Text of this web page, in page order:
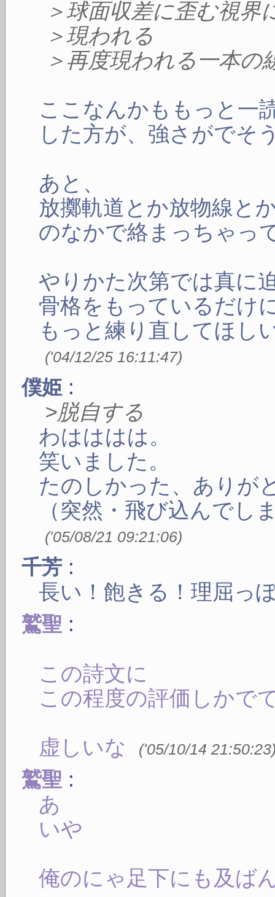
＞球面収差に歪む視界
＞現われる
＞再度現われる一本の
ここなんかももっと一
した方が、強さがでそ
あと、
放擲軌道とか放物線と
のなかで絡まっちゃっ
やりかた次第では真に
骨格をもっているだけ
もっと練り直してほし
('04/12/25 16:11:47)
僕姫 :
>脱自する
わはははは。
笑いました。
たのしかった、ありが
（突然・飛び込んでし
('05/08/21 09:21:06)
千芳 :
長い！飽きる！理屈っ
鷲聖 :
この詩文に
この程度の評価しかで
虚しいな ('05/10/14 21:50:23
鷲聖 :
あ
いや
俺のにゃ足下にも及ば